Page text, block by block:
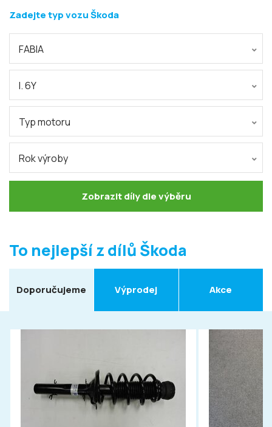
Zadejte typ vozu Škoda
FABIA
I. 6Y
Typ motoru
Rok výroby
Zobrazit díly dle výběru
To nejlepší z dílů Škoda
Doporučujeme Výprodej Akce